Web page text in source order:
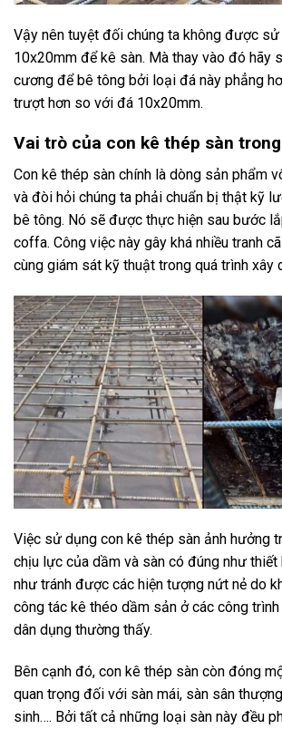
Vậy nên tuyệt đối chúng ta không được
10x20mm để kê sàn. Mà thay vào đó hãy
cương để bê tông bởi loại đá này phẳng
trượt hơn so với đá 10x20mm.
Vai trò của con kê thép sàn
Con kê thép sàn chính là dòng sản phẩm
và đòi hỏi chúng ta phải chuẩn bị thật kỹ
bê tông. Nó sẽ được thực hiện sau bước
coffa. Công việc này gây khá nhiều tranh
cùng giám sát kỹ thuật trong quá trình xây
Việc sử dụng con kê thép sàn ảnh hưởng
chịu lực của dầm và sàn có đúng như thiết
như tránh được các hiện tượng nứt nẻ do
công tác kê théo dầm sản ở các công
dân dụng thường thấy.
Bên cạnh đó, con kê thép sàn còn đóng
quan trọng đối với sàn mái, sàn sân
sinh…. Bởi tất cả những loại sàn này đều